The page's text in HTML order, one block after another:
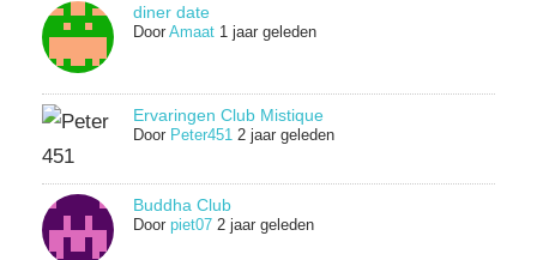
diner date
Door Amaat 1 jaar geleden
Ervaringen Club Mistique
Door Peter451 2 jaar geleden
Buddha Club
Door piet07 2 jaar geleden